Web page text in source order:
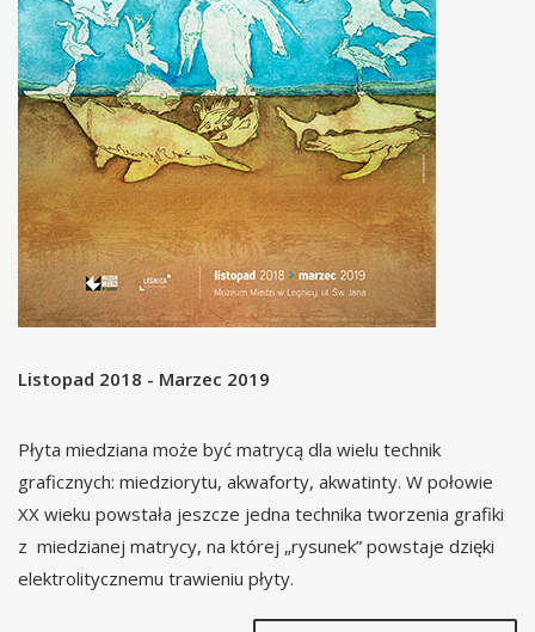
Listopad 2018 - Marzec 2019
Płyta miedziana może być matrycą dla wielu technik
graficznych: miedziorytu, akwaforty, akwatinty. W połowie
XX wieku powstała jeszcze jedna technika tworzenia grafiki
z miedzianej matrycy, na której „rysunek” powstaje dzięki
elektrolitycznemu trawieniu płyty.